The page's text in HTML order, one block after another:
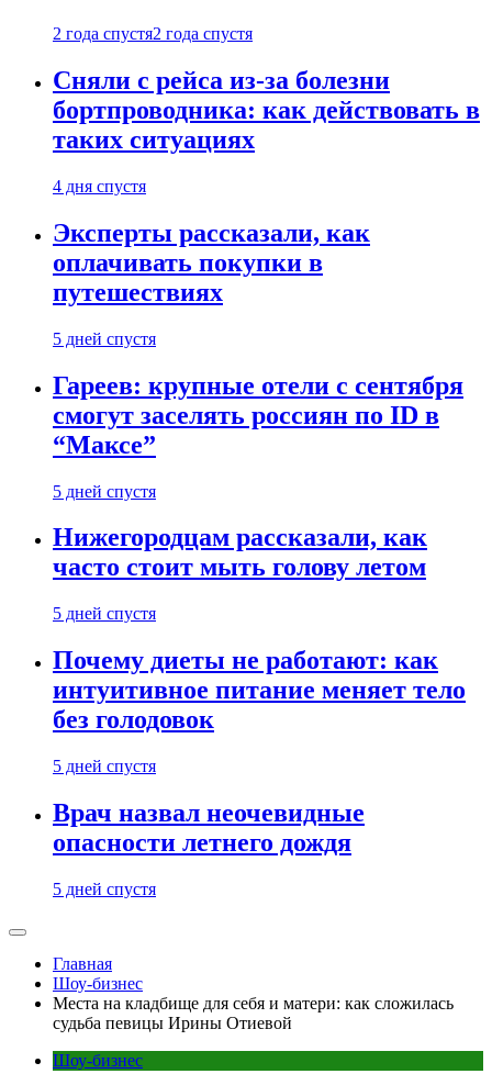
2 года спустя2 года спустя
Сняли с рейса из-за болезни
бортпроводника: как действовать в
таких ситуациях
4 дня спустя
Эксперты рассказали, как
оплачивать покупки в
путешествиях
5 дней спустя
Гареев: крупные отели с сентября
смогут заселять россиян по ID в
“Максе”
5 дней спустя
Нижегородцам рассказали, как
часто стоит мыть голову летом
5 дней спустя
Почему диеты не работают: как
интуитивное питание меняет тело
без голодовок
5 дней спустя
Врач назвал неочевидные
опасности летнего дождя
5 дней спустя
Главная
Шоу-бизнес
Места на кладбище для себя и матери: как сложилась
судьба певицы Ирины Отиевой
Шоу-бизнес